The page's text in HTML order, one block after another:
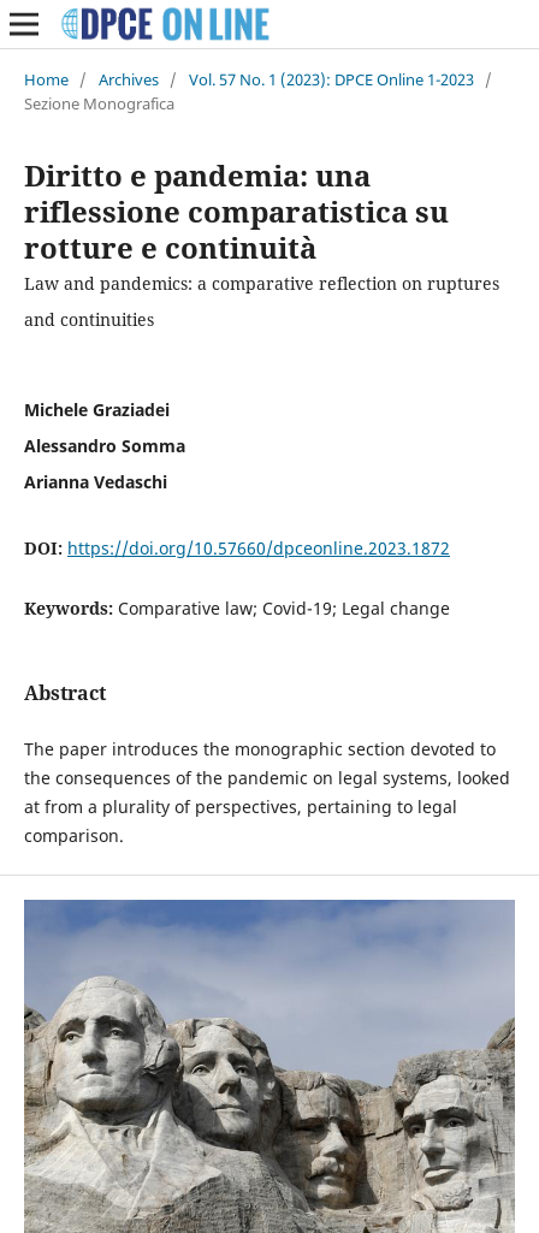
Home / Archives / Vol. 57 No. 1 (2023): DPCE Online 1-2023 /
Sezione Monografica
Diritto e pandemia: una
riflessione comparatistica su
rotture e continuità
Law and pandemics: a comparative reflection on ruptures
and continuities
Michele Graziadei
Alessandro Somma
Arianna Vedaschi
DOI: https://doi.org/10.57660/dpceonline.2023.1872
Keywords: Comparative law; Covid-19; Legal change
Abstract
The paper introduces the monographic section devoted to
the consequences of the pandemic on legal systems, looked
at from a plurality of perspectives, pertaining to legal
comparison.